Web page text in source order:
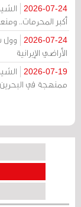
2026-07-24
أكبر المحرمات..
2026-07-24
وول
الأراضي الإيرانية
2026-07-19
ممنهجة في